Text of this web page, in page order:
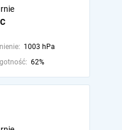
1003 hPa
62%